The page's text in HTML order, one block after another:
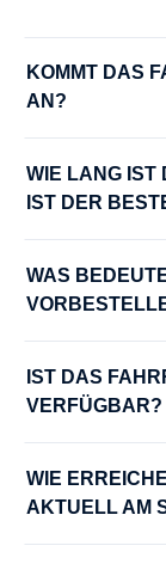
GÄNGE :
5
KOMMT DAS
AN?
WIE LANG IST
IST DER
WAS
IST DAS
VERFÜGBAR?
WIE
AKTUELL AM